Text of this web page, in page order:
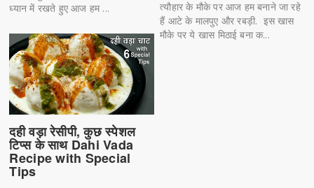
ध्यान में रखते हुए आज हम ...
त्यौहार के मौके पर आज हम बनाने जा रहे
हैं आटे के मालपुए और रबड़ी. इस खास
मौके पर ये खास मिठाई बना क...
दही वड़ा रेसीपी, कुछ स्पेशल
टिप्स के साथ Dahi Vada
Recipe with Special
Tips